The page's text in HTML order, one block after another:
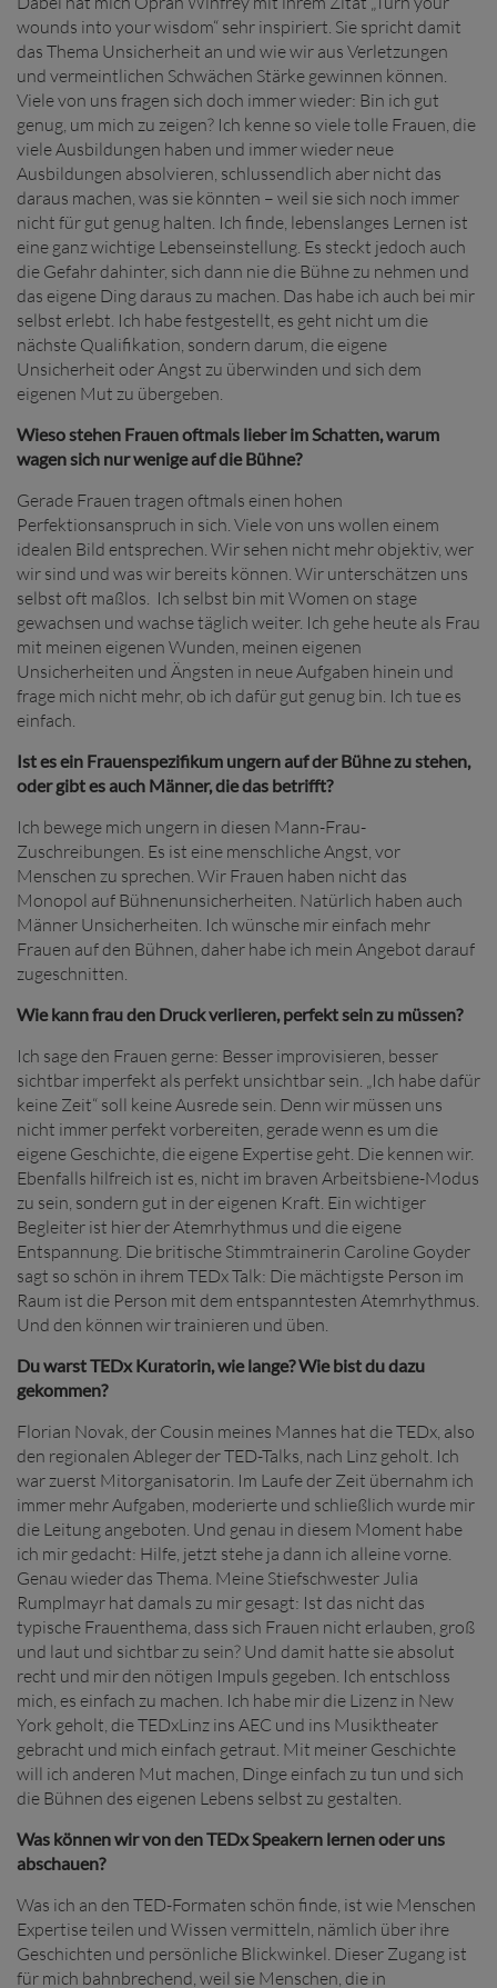
wounds into your wisdom“ sehr inspiriert. Sie spricht damit
das Thema Unsicherheit an und wie wir aus Verletzungen
und vermeintlichen Schwächen Stärke gewinnen können.
Viele von uns fragen sich doch immer wieder: Bin ich gut
genug, um mich zu zeigen? Ich kenne so viele tolle Frauen, die
viele Ausbildungen haben und immer wieder neue
Ausbildungen absolvieren, schlussendlich aber nicht das
daraus machen, was sie könnten – weil sie sich noch immer
nicht für gut genug halten. Ich finde, lebenslanges Lernen ist
eine ganz wichtige Lebenseinstellung. Es steckt jedoch auch
die Gefahr dahinter, sich dann nie die Bühne zu nehmen und
das eigene Ding daraus zu machen. Das habe ich auch bei mir
selbst erlebt. Ich habe festgestellt, es geht nicht um die
nächste Qualifikation, sondern darum, die eigene
Unsicherheit oder Angst zu überwinden und sich dem
eigenen Mut zu übergeben.
Wieso stehen Frauen oftmals lieber im Schatten, warum
wagen sich nur wenige auf die Bühne?
Gerade Frauen tragen oftmals einen hohen
Perfektionsanspruch in sich. Viele von uns wollen einem
idealen Bild entsprechen. Wir sehen nicht mehr objektiv, wer
wir sind und was wir bereits können. Wir unterschätzen uns
selbst oft maßlos. Ich selbst bin mit Women on stage
gewachsen und wachse täglich weiter. Ich gehe heute als Frau
mit meinen eigenen Wunden, meinen eigenen
Unsicherheiten und Ängsten in neue Aufgaben hinein und
frage mich nicht mehr, ob ich dafür gut genug bin. Ich tue es
einfach.
Ist es ein Frauenspezifikum ungern auf der Bühne zu stehen,
oder gibt es auch Männer, die das betrifft?
Ich bewege mich ungern in diesen Mann-Frau-
Zuschreibungen. Es ist eine menschliche Angst, vor
Menschen zu sprechen. Wir Frauen haben nicht das
Monopol auf Bühnenunsicherheiten. Natürlich haben auch
Männer Unsicherheiten. Ich wünsche mir einfach mehr
Frauen auf den Bühnen, daher habe ich mein Angebot darauf
zugeschnitten.
Wie kann frau den Druck verlieren, perfekt sein zu müssen?
Ich sage den Frauen gerne: Besser improvisieren, besser
sichtbar imperfekt als perfekt unsichtbar sein. „Ich habe dafür
keine Zeit“ soll keine Ausrede sein. Denn wir müssen uns
nicht immer perfekt vorbereiten, gerade wenn es um die
eigene Geschichte, die eigene Expertise geht. Die kennen wir.
Ebenfalls hilfreich ist es, nicht im braven Arbeitsbiene-Modus
zu sein, sondern gut in der eigenen Kraft. Ein wichtiger
Begleiter ist hier der Atemrhythmus und die eigene
Entspannung. Die britische Stimmtrainerin Caroline Goyder
sagt so schön in ihrem TEDx Talk: Die mächtigste Person im
Raum ist die Person mit dem entspanntesten Atemrhythmus.
Und den können wir trainieren und üben.
Du warst TEDx Kuratorin, wie lange? Wie bist du dazu
gekommen?
Florian Novak, der Cousin meines Mannes hat die TEDx, also
den regionalen Ableger der TED-Talks, nach Linz geholt. Ich
war zuerst Mitorganisatorin. Im Laufe der Zeit übernahm ich
immer mehr Aufgaben, moderierte und schließlich wurde mir
die Leitung angeboten. Und genau in diesem Moment habe
ich mir gedacht: Hilfe, jetzt stehe ja dann ich alleine vorne.
Genau wieder das Thema. Meine Stiefschwester Julia
Rumplmayr hat damals zu mir gesagt: Ist das nicht das
typische Frauenthema, dass sich Frauen nicht erlauben, groß
und laut und sichtbar zu sein? Und damit hatte sie absolut
recht und mir den nötigen Impuls gegeben. Ich entschloss
mich, es einfach zu machen. Ich habe mir die Lizenz in New
York geholt, die TEDxLinz ins AEC und ins Musiktheater
gebracht und mich einfach getraut. Mit meiner Geschichte
will ich anderen Mut machen, Dinge einfach zu tun und sich
die Bühnen des eigenen Lebens selbst zu gestalten.
Was können wir von den TEDx Speakern lernen oder uns
abschauen?
Was ich an den TED-Formaten schön finde, ist wie Menschen
Expertise teilen und Wissen vermitteln, nämlich über ihre
Geschichten und persönliche Blickwinkel. Dieser Zugang ist
für mich bahnbrechend, weil sie Menschen, die in